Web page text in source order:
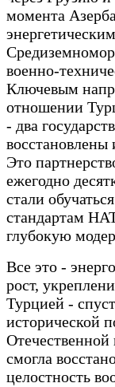
момента
военно-
Ключевым
отношении
- два
Это
ежегодно
стали
стандартам
глубокую
Все это -
рост,
Турцией -
исторической
Отечественной
смогла
целостность